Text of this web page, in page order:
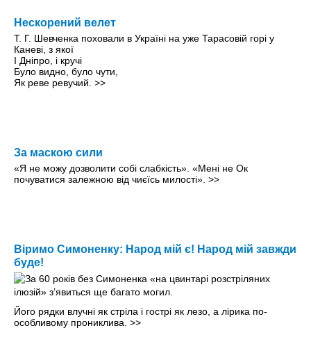
Нескорений велет
Т. Г. Шевченка поховали в Україні на уже Тарасовій горі у
Каневі, з якої
І Дніпро, і кручі
Було видно, було чути,
Як реве ревучий. >>
За маскою сили
«Я не можу дозволити собі слабкість». «Мені не Ок
почуватися залежною від чиєїсь милості». >>
Віримо Симоненку: Народ мій є! Народ мій завжди
буде!
Його рядки влучні як стріла і гострі як лезо, а лірика по-
особливому прониклива. >>